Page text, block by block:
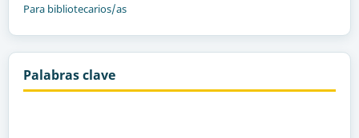
Para bibliotecarios/as
Palabras clave